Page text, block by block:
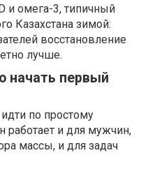
и омега-3, типичный
Казахстана зимой:
восстановление
лучше.
начать первый
по простому
работает и для мужчин,
массы, и для задач